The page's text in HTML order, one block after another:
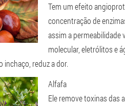
Tem um efeito
concentração de
assim a permeabilidade
molecular, eletrólitos e
inchaço, reduz a dor.
Alfafa
Ele remove toxinas das